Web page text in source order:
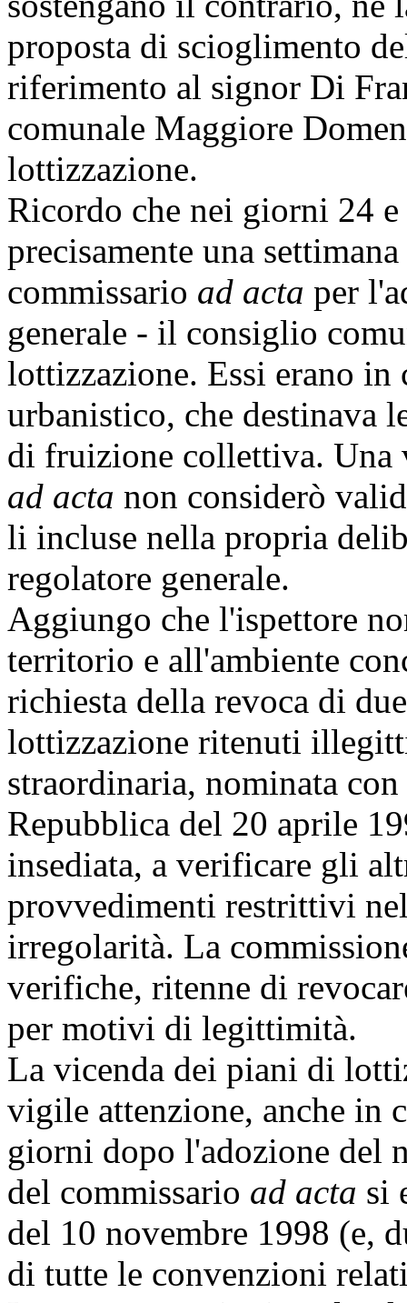
proposta di scioglimento
riferimento al signor Di
comunale Maggiore
lottizzazione.
Ricordo che nei giorni 24
precisamente una
commissario ad acta per
generale - il consiglio
lottizzazione. Essi erano
urbanistico, che destinava
di fruizione collettiva. Una
ad acta non considerò
li incluse nella propria
regolatore generale.
Aggiungo che l'ispettore
territorio e all'ambiente
richiesta della revoca di
lottizzazione ritenuti
straordinaria, nominata
Repubblica del 20 aprile
insediata, a verificare gli
provvedimenti restrittivi
irregolarità. La
verifiche, ritenne di
per motivi di legittimità.
La vicenda dei piani di
vigile attenzione, anche in
giorni dopo l'adozione del
del commissario ad acta si
del 10 novembre 1998 (e,
di tutte le convenzioni